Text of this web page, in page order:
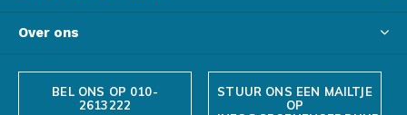
Over ons
BEL ONS OP 010-
2613222
STUUR ONS EEN MAILTJE
OP